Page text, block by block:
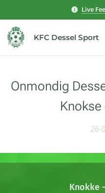
Live
KFC Dessel Sport
Onmondig
26-
Knokke